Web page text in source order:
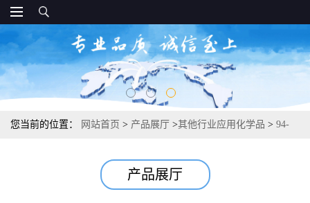
您当前的位置： 网站首页 > 产品展厅 >其他行业应用化学品 > 94-
产品展厅